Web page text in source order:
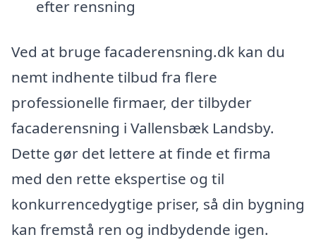
efter rensning
Ved at bruge facaderensning.dk kan du
nemt indhente tilbud fra flere
professionelle firmaer, der tilbyder
facaderensning i Vallensbæk Landsby.
Dette gør det lettere at finde et firma
med den rette ekspertise og til
konkurrencedygtige priser, så din bygning
kan fremstå ren og indbydende igen.